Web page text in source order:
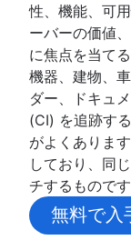
IT サポ
IT サー
IT チケ
IT サー
インシ
概
テ
ワ
インシ
概
ベ
イ
航空
役
ラ
プ
オンコ
概
オ
オ
ア
オ
IT
ツール
危機管
テンプ
概
エ
KPI
概
IT 管理
概要
問題管理
概要
テンプ
役割と
プロセ
変更管理
概要
ベスト
役割と
変更諮
変更管
ナレッジ管
概要
ナレッ
ナレッ
エンタープ
性、機能、可
ーバーの価値
に焦点を当て
機器、建物、
ダー、ドキュ
(CI) を追跡す
がよくありま
しており、同
チするものです
無料で入